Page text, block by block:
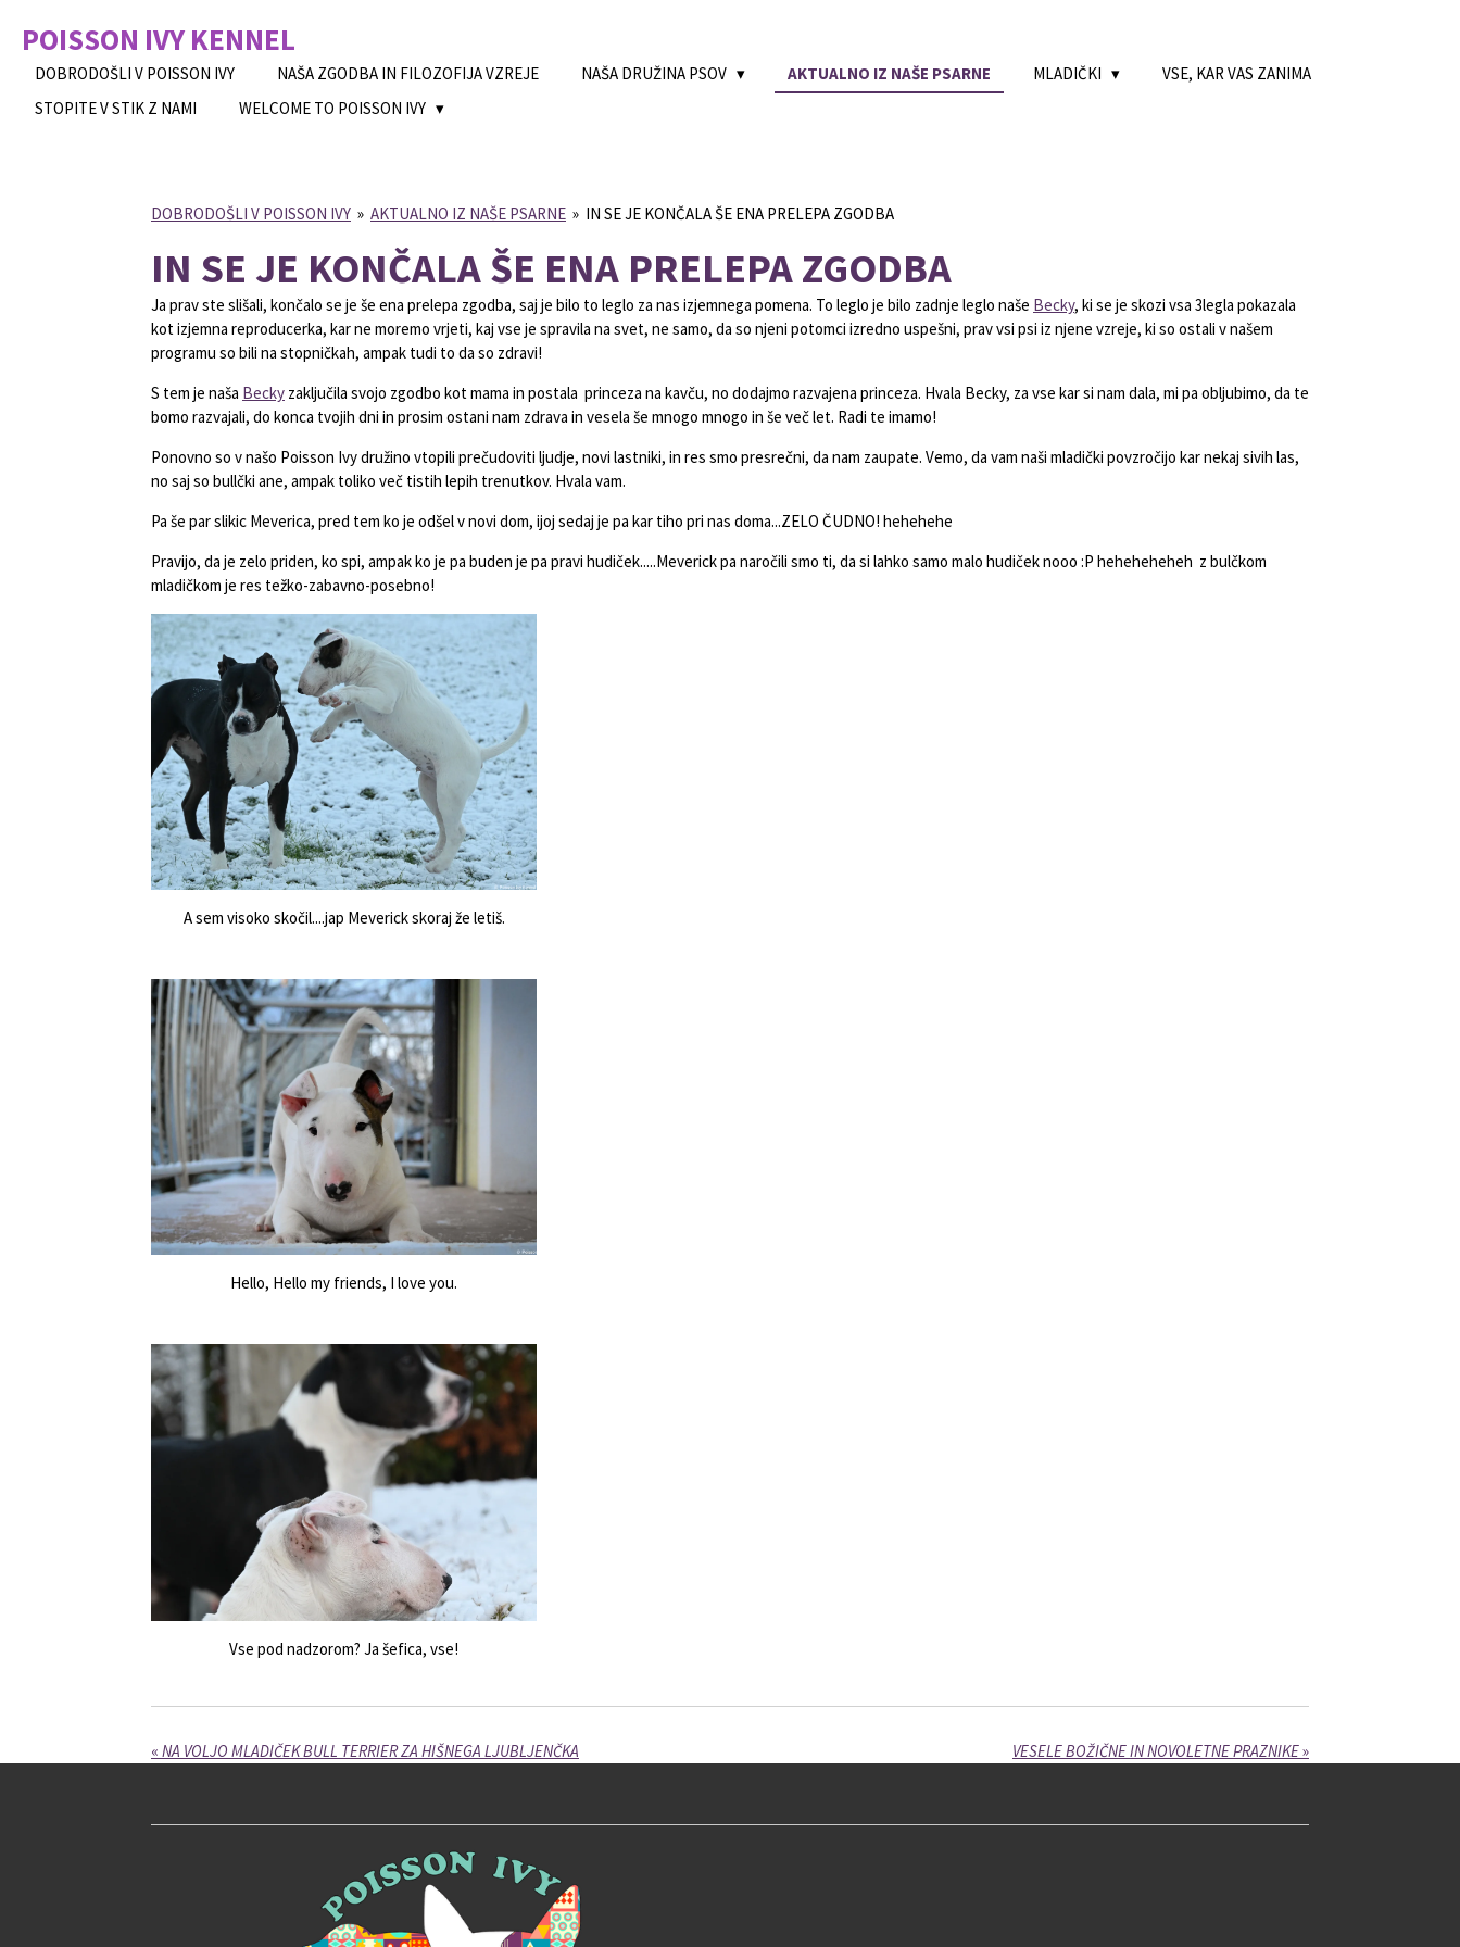
main
POISSON IVYKENNEL
DOBRODOŠLI V POISSON IVY NAŠA ZGODBA IN FILOZOFIJA VZREJE NAŠA DRUŽINA PSOV AKTUALNO IZ NAŠE PSARNE MLADIČKI
VSE, KAR VAS ZANIMA
STOPITE V STIK Z NAMI
WELCOME TO POISSON IVY
DOBRODOŠLI V POISSON IVY » AKTUALNO IZ NAŠE PSARNE » IN SE JE KONČALA ŠE ENA PRELEPA ZGODBA
IN SE JE KONČALA ŠE ENA PRELEPA ZGODBA
Ja prav ste slišali, končalo se je še ena prelepa zgodba, saj je bilo to leglo za nas izjemnega pomena. To leglo je bilo zadnje leglo naše Becky, ki se je skozi vsa 3legla pokazala
kot izjemna reproducerka, kar ne moremo vrjeti, kaj vse je spravila na svet, ne samo, da so njeni potomci izredno uspešni, prav vsi psi iz njene vzreje, ki so ostali v našem
programu so bili na stopničkah, ampak tudi to da so zdravi!
S tem je naša Becky zaključila svojo zgodbo kot mama in postala princeza na kavču, no dodajmo razvajena princeza. Hvala Becky, za vse kar si nam dala, mi pa obljubimo, da te
bomo razvajali, do konca tvojih dni in prosim ostani nam zdrava in vesela še mnogo mnogo in še več let. Radi te imamo!
Ponovno so v našo Poisson Ivy družino vtopili prečudoviti ljudje, novi lastniki, in res smo presrečni, da nam zaupate. Vemo, da vam naši mladički povzročijo kar nekaj sivih las,
no saj so bullčki ane, ampak toliko več tistih lepih trenutkov. Hvala vam.
Pa še par slikic Meverica, pred tem ko je odšel v novi dom, ijoj sedaj je pa kar tiho pri nas doma...ZELO ČUDNO! hehehehe
Pravijo, da je zelo priden, ko spi, ampak ko je pa buden je pa pravi hudiček.....Meverick pa naročili smo ti, da si lahko samo malo hudiček nooo :P heheheheheh z bulčkom
mladičkom je res težko-zabavno-posebno!
A sem visoko skočil....jap Meverick skoraj že letiš.
Hello, Hello my friends, I love you.
Vse pod nadzorom? Ja šefica, vse!
« NA VOLJO MLADIČEK BULL TERRIER ZA HIŠNEGA LJUBLJENČKA VESELE BOŽIČNE IN NOVOLETNE PRAZNIKE»